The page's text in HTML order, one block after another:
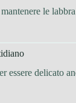
le labbra
essere delicato